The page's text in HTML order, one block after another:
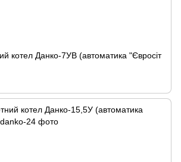
котел Данко-7УВ (автоматика "Євросіт